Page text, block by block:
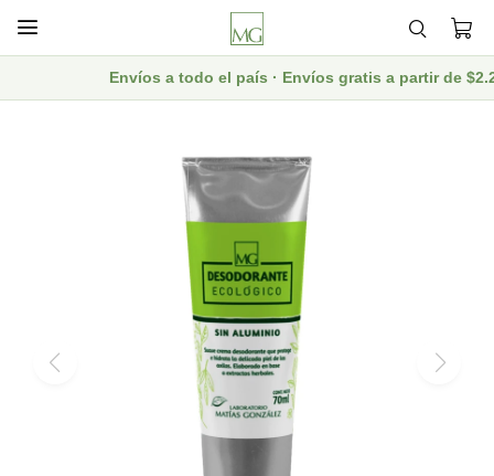

Envíos a todo el país · Envíos gratis a partir de